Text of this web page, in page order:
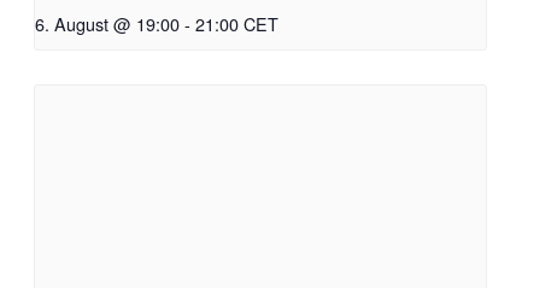
6. August @ 19:00- 21:00CET